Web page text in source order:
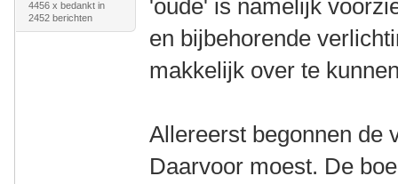
4456 x bedankt in
2452 berichten
'oude' is namelijk
en bijbehorende
makkelijk over te
Allereerst begonnen de
Daarvoor moest. De